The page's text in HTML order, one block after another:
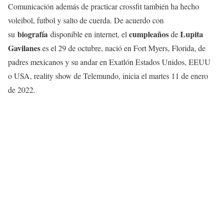
Comunicación además de practicar crossfit también ha hecho
voleibol, futbol y salto de cuerda. De acuerdo con
su biografía disponible en internet, el cumpleañosdeLupita
Gavilaneses el 29 de octubre, nació en Fort Myers, Florida, de
padres mexicanos y su andar en Exatlón Estados Unidos, EEUU
o USA, reality show de Telemundo, inicia el martes 11 de enero
de 2022.